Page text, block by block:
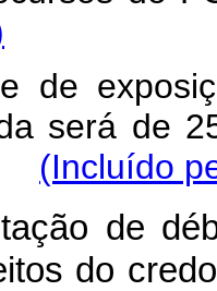
será de
(Incluído
de
do